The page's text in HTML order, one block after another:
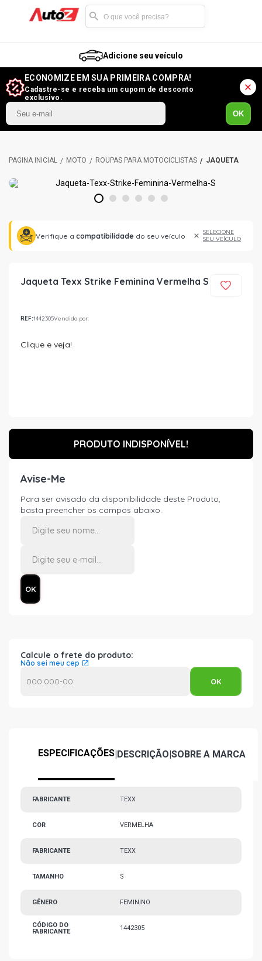
Adicione seu veículo
ECONOMIZE EM SUA PRIMEIRA COMPRA!
Cadastre-se e receba um cupom de desconto
exclusivo.
OK
MOTO ROUPAS PARA MOTOCICLISTAS JAQUETA
1 2 3 4 5 6
Verifique a compatibilidade do seu veículo
SELECIONE
SEU VEÍCULO
Jaqueta Texx Strike Feminina Vermelha S
REF:1442305Vendido por:
Clique e veja!
PRODUTO INDISPONÍVEL!
Avise-Me
Para ser avisado da disponibilidade deste Produto,
basta preencher os campos abaixo.
Calcule o frete do produto:
Não sei meu cep
ESPECIFICAÇÕES|DESCRIÇÃO|SOBRE A MARCA
FABRICANTE TEXX
COR VERMELHA
FABRICANTE TEXX
TAMANHO S
GÊNERO FEMININO
CÓDIGO DO
FABRICANTE
1442305